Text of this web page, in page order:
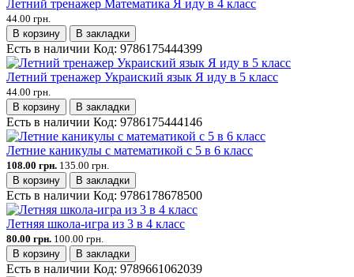
Летний тренажер Математика Я иду в 4 класс
44.00 грн.
В корзину
В закладки
Есть в наличии Код: 9786175444399
Летний тренажер Украиский язык Я иду в 5 класс
44.00 грн.
В корзину
В закладки
Есть в наличии Код: 9786175444146
Летние каникулы с математикой с 5 в 6 класс
108.00 грн. 135.00 грн.
В корзину
В закладки
Есть в наличии Код: 9786178678500
Летняя школа-игра из 3 в 4 класс
80.00 грн. 100.00 грн.
В корзину
В закладки
Есть в наличии Код: 9789661062039